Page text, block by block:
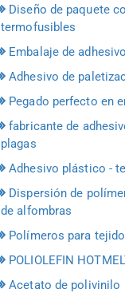
Diseño de paquete
termofusibles
Embalaje de
Adhesivo de
Pegado perfecto en
fabricante de
plagas
Adhesivo plástico -
Dispersión de
de alfombras
Polímeros para
POLIOLEFIN
Acetato de polivinilo